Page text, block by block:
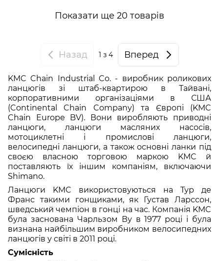
Показати ще 20 товарів
Назад 1 з 4 Вперед
KMC Chain Industrial Co. - виробник роликових
ланцюгів зі штаб-квартирою в Тайвані,
корпоративними організаціями в США
(Continental Chain Company) та Європі (KMC
Chain Europe BV). Вони виробляють приводні
ланцюги, ланцюги масляних насосів,
мотоциклетні і промислові ланцюги,
велосипедні ланцюги, а також основні ланки під
своєю власною торговою маркою KMC й
поставляють їх іншим компаніям, включаючи
Shimano.
Ланцюги KMC використовуються на Тур де
Франс такими гонщиками, як Густав Ларссон,
шведський чемпіон в гонці на час. Компанія KMC
була заснована Чарльзом Ву в 1977 році і була
визнана найбільшим виробником велосипедних
ланцюгів у світі в 2011 році.
Сумісність